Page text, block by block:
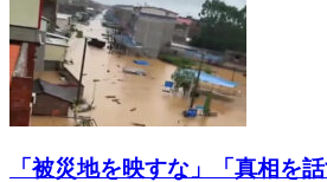
「被災地を映すな」「真相を